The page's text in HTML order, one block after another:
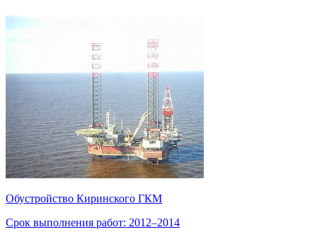
Обустройство Киринского ГКМ
Срок выполнения работ: 2012–2014